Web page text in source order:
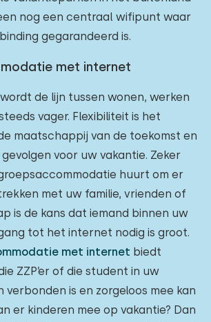
nog een centraal wifipunt waar
gegarandeerd is.
met internet
de lijn tussen wonen, werken
vager. Flexibiliteit is het
maatschappij van de toekomst en
voor uw vakantie. Zeker
huurt om er
met uw familie, vrienden of
is de kans dat iemand binnen uw
tot het internet nodig is groot.
met internet biedt
ZZP’er of die student in uw
is en zorgeloos mee kan
er kinderen mee op vakantie? Dan